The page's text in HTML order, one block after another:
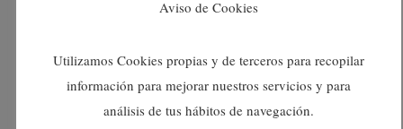
Aviso de Cookies
Utilizamos Cookies propias y de terceros para recopilar
información para mejorar nuestros servicios y para
análisis de tus hábitos de navegación.